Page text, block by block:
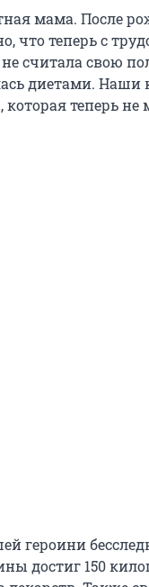
мама. После
что теперь с
считала свою
диетами. Наши
теперь не
героини
достиг 150